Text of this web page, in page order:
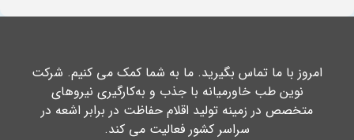
امروز با ما تماس بگیرید. ما به شما کمک می کنیم. شرکت
نوین طب خاورمیانه با جذب و به‌کارگیری نیروهای
متخصص در زمینه تولید اقلام حفاظت در برابر اشعه در
سراسر کشور فعالیت می کند.